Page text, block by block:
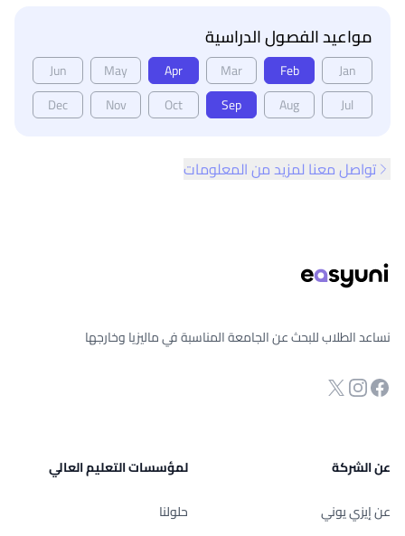
مواعيد الفصول الدراسية
Jan
Feb
Mar
Apr
May
Jun
Jul
Aug
Sep
Oct
Nov
Dec
تواصل معنا لمزيد من المعلومات
نساعد الطلاب للبحث عن الجامعة المناسبة في ماليزيا وخارجها
صفحة الفيسبوك
انستجرام
Twitter
عن الشركة
عن إيزي يوني
لمؤسسات التعليم العالي
حلولنا